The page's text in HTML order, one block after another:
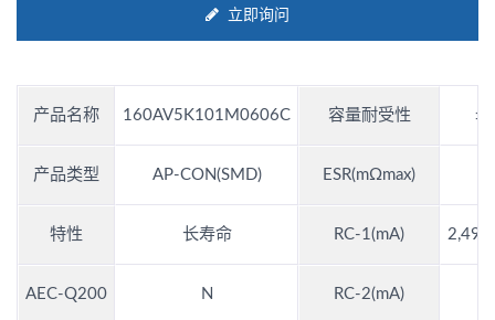
立即询问
产品名称 160AV5K101M0606C 容量耐受性
产品类型 AP-CON(SMD) ESR(mΩmax)
特性 长寿命 RC-1(mA)
AEC-Q200 N RC-2(mA)